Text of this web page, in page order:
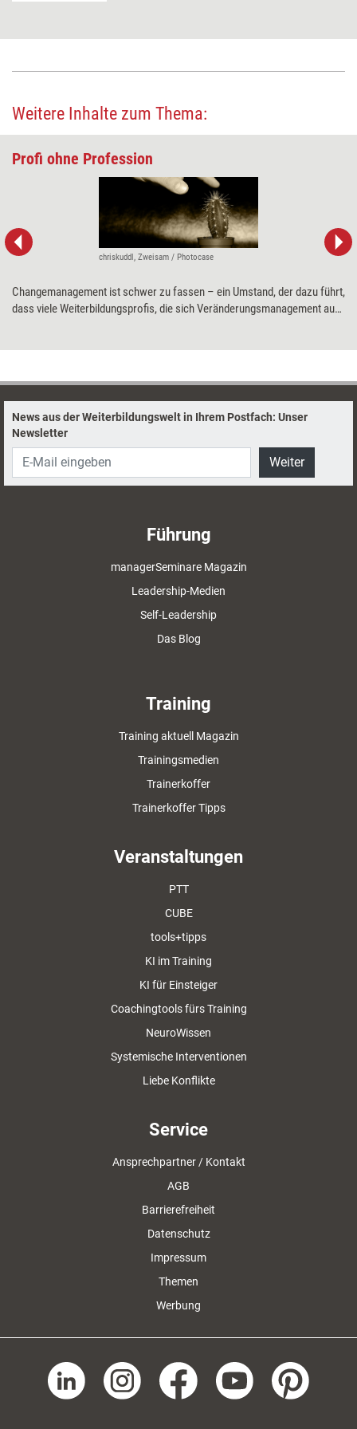
Weitere Inhalte zum Thema:
Profi ohne Profession
chriskuddl, Zweisam / Photocase
Changemanagement ist schwer zu fassen – ein Umstand, der dazu führt,
dass viele Weiterbildungsprofis, die sich Veränderungsmanagement auf
News aus der Weiterbildungswelt in Ihrem Postfach: Unser
Newsletter
Weiter
Führung
managerSeminare Magazin
Leadership-Medien
Self-Leadership
Das Blog
Training
Training aktuell Magazin
Trainingsmedien
Trainerkoffer
Trainerkoffer Tipps
Veranstaltungen
PTT
CUBE
tools+tipps
KI im Training
KI für Einsteiger
Coachingtools fürs Training
NeuroWissen
Systemische Interventionen
Liebe Konflikte
Service
Ansprechpartner / Kontakt
AGB
Barrierefreiheit
Datenschutz
Impressum
Themen
Werbung